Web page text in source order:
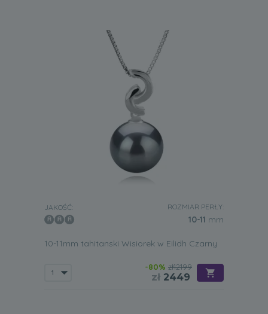
JAKOŚĆ: ROZMIAR PERŁY:
10-11 mm
10-11mm tahitanski Wisiorek w Eilidh Czarny
-80% zł12199
zł 2449